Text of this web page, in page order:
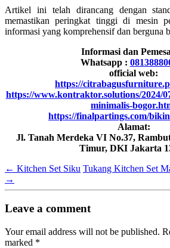
Artikel ini telah dirancang dengan
memastikan peringkat tinggi di mesin
informasi yang komprehensif dan berguna
Informasi dan
Whatsapp :
official web:
https://
https://www.kontraktor.solutions/2024/
minimalis-
https://finalpartings.com/
Alamat:
Jl. Tanah Merdeka VI No.37,
Timur, DKI Jakarta
← Kitchen Set Siku Tukang Kitchen Set
→
Leave a comment
Your email address will not be published.
marked *